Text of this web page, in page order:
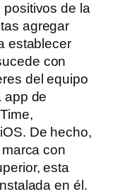
de la
agregar
establecer
con
del equipo
app de
De hecho,
con
esta
en él.